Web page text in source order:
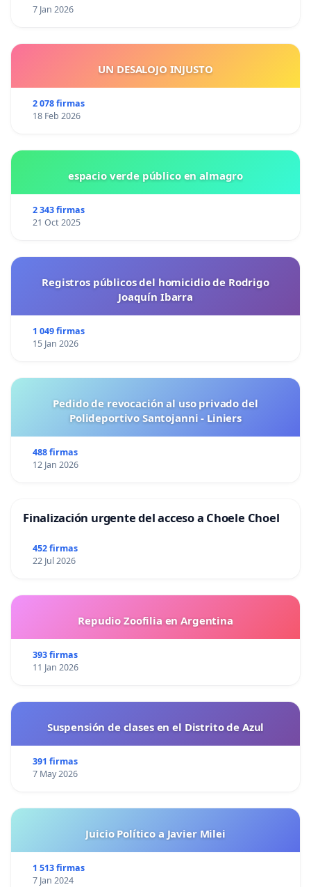
7 Jan 2026
UN DESALOJO INJUSTO
2 078 firmas
18 Feb 2026
espacio verde público en almagro
2 343 firmas
21 Oct 2025
Registros públicos del homicidio de Rodrigo
Joaquín Ibarra
1 049 firmas
15 Jan 2026
Pedido de revocación al uso privado del
Polideportivo Santojanni - Liniers
488 firmas
12 Jan 2026
Finalización urgente del acceso a Choele Choel
452 firmas
22 Jul 2026
Repudio Zoofilia en Argentina
393 firmas
11 Jan 2026
Suspensión de clases en el Distrito de Azul
391 firmas
7 May 2026
Juicio Político a Javier Milei
1 513 firmas
7 Jan 2024